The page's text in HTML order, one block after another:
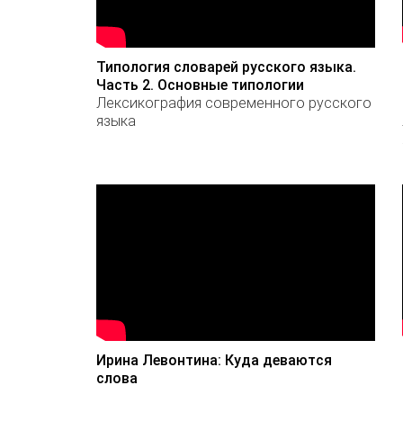
Типология словарей русского языка.
Часть 2. Основные типологии
Лексикография современного русского
языка
Ирина Левонтина: Куда деваются
слова